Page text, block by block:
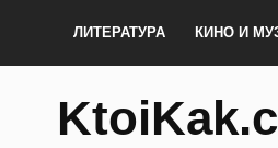
ЛИТЕРАТУРА КИНО И